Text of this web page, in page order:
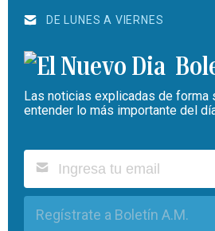
DE LUNES A VIERNES
Las noticias explicadas de forma
entender lo más importante del
Regístrate a Boletín A.M.